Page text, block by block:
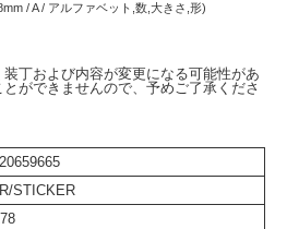
/ A / アルファベット,数,大きさ,形)
丁および内容が変更になる可能性があ
ができませんので、予めご了承くださ
STICKER